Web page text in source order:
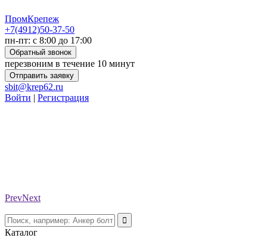
ПромКрепеж
+7(4912)50-37-50
пн-пт: с 8:00 до 17:00
Обратный звонок
перезвоним в течение 10 минут
Отправить заявку
sbit@krep62.ru
Войти | Регистрация
PrevNext
Каталог